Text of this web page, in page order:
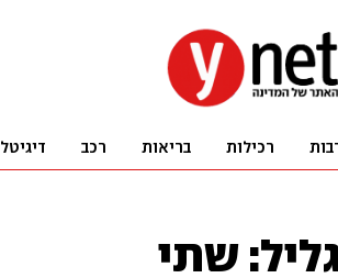
רכילות בריאות רכב דיגיטל
שתי